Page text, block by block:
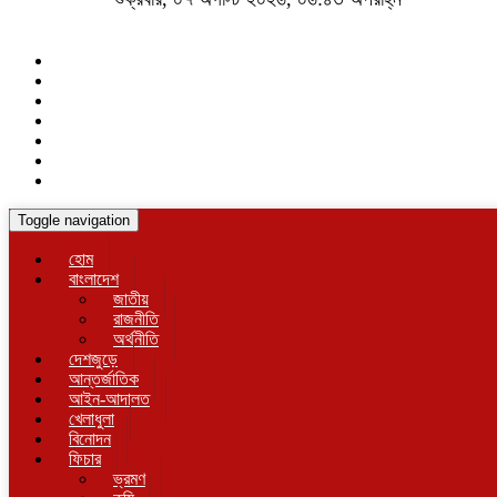
Toggle navigation
হোম
বাংলাদেশ
জাতীয়
রাজনীতি
অর্থনীতি
দেশজুড়ে
আন্তর্জাতিক
আইন-আদালত
খেলাধুলা
বিনোদন
ফিচার
ভ্রমণ